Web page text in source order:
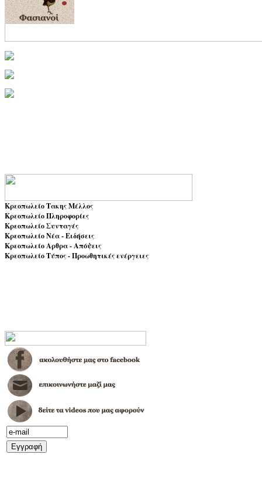
Κρεοπωλείο Τακης Μέλλος
Κρεοπωλείο Πληροφορίες
Κρεοπωλείο Συνταγές
Κρεοπωλείο Νέα - Ειδήσεις
Κρεοπωλείο Αρθρα - Απόψεις
Κρεοπωλείο Τύπος - Προωθητικές ενέργειες